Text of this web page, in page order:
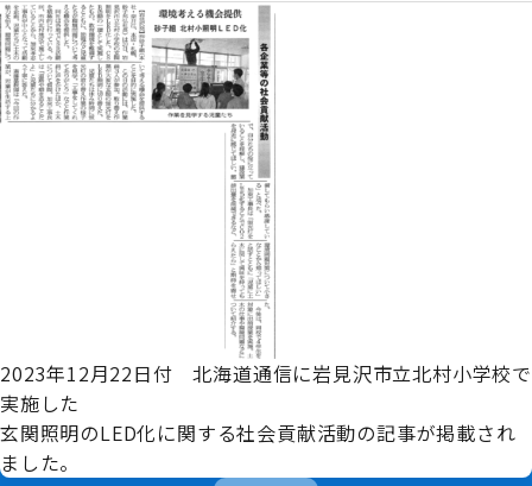
2023年12月22日付 北海道通信に岩見沢市立北村小学校で
実施した
玄関照明のLED化に関する社会貢献活動の記事が掲載され
ました。